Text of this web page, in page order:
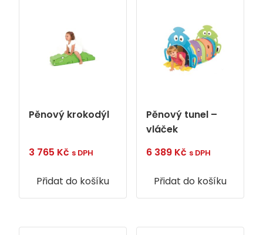
Pěnový krokodýl
3 765 Kč s DPH
Přidat do košíku
Pěnový tunel –
vláček
6 389 Kč s DPH
Přidat do košíku